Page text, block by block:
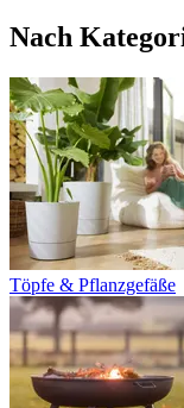
Nach
Töpfe & Pflanzgefäße